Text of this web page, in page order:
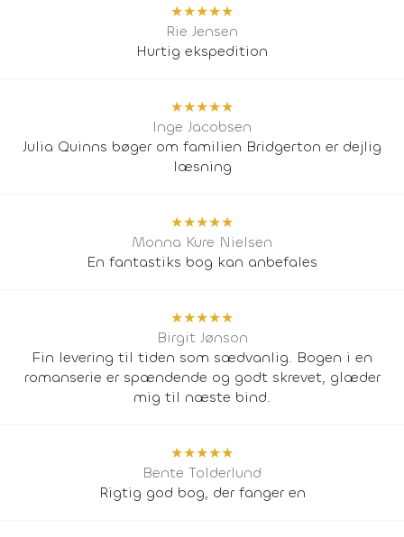
★★★★★
Rie Jensen
Hurtig ekspedition
★★★★★
Inge Jacobsen
Julia Quinns bøger om familien Bridgerton er dejlig
læsning
★★★★★
Monna Kure Nielsen
En fantastiks bog kan anbefales
★★★★★
Birgit Jønson
Fin levering til tiden som sædvanlig. Bogen i en
romanserie er spændende og godt skrevet, glæder
mig til næste bind.
★★★★★
Bente Tolderlund
Rigtig god bog, der fanger en